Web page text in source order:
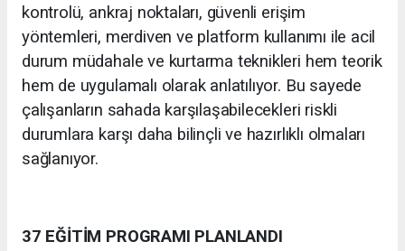
kontrolü, ankraj noktaları, güvenli erişim
yöntemleri, merdiven ve platform kullanımı ile acil
durum müdahale ve kurtarma teknikleri hem teorik
hem de uygulamalı olarak anlatılıyor. Bu sayede
çalışanların sahada karşılaşabilecekleri riskli
durumlara karşı daha bilinçli ve hazırlıklı olmaları
sağlanıyor.
37 EĞİTİM PROGRAMI PLANLANDI